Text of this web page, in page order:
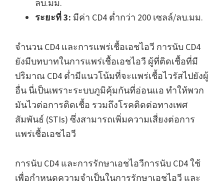
ลบ.มม.
ระยะที่ 3: มีค่า CD4 ต่ำกว่า 200 เซลล์/ลบ.มม.
จำนวน CD4 และการแพร่เชื้อเอชไอวี การนับ CD4
ยังมีบทบาทในการแพร่เชื้อเอชไอวี ผู้ที่ติดเชื้อที่มี
ปริมาณ CD4 ต่ำมีแนวโน้มที่จะแพร่เชื้อไวรัสไปยังผู้
อื่น นี่เป็นเพราะระบบภูมิคุ้มกันที่อ่อนแอ ทำให้พวก
มันไวต่อการติดเชื้อ รวมถึงโรคติดต่อทางเพศ
สัมพันธ์ (STIs) ซึ่งสามารถเพิ่มความเสี่ยงต่อการ
แพร่เชื้อเอชไอวี
การนับ CD4 และการรักษาเอชไอวีการนับ CD4 ใช้
เพื่อกำหนดความจำเป็นในการรักษาเอชไอวี และ